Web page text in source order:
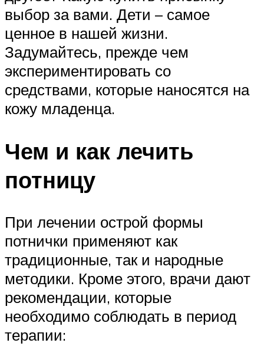
выбор за вами. Дети – самое
ценное в нашей жизни.
Задумайтесь, прежде чем
экспериментировать со
средствами, которые наносятся на
кожу младенца.
Чем и как лечить
потницу
При лечении острой формы
потнички применяют как
традиционные, так и народные
методики. Кроме этого, врачи дают
рекомендации, которые
необходимо соблюдать в период
терапии: